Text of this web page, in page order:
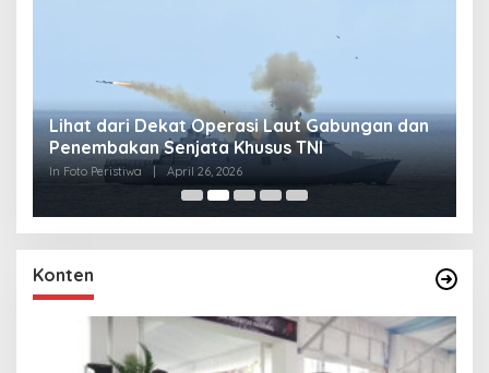
Lihat dari Dekat Operasi Laut Gabungan dan
Penembakan Senjata Khusus TNI
In Foto Peristiwa | April 26, 2026
Konten